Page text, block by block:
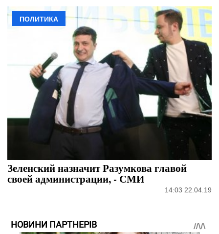
ПОЛИТИКА
Зеленский назначит Разумкова главой
своей администрации, - СМИ
14:03 22.04.19
НОВИНИ ПАРТНЕРІВ